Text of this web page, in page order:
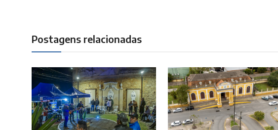
Postagens relacionadas